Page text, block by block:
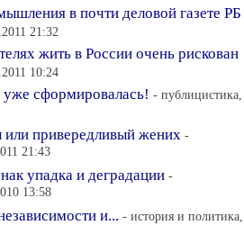
в почти деловой газете РБ
21:32
жить в России очень рискован
10:24
уже сформировалась! - публицистика,
привередливый жених -
21:43
упадка и деградации -
13:58
и... - история и политика,